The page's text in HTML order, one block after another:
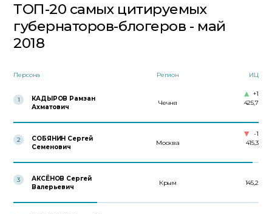
ТОП-20 самых цитируемых
губернаторов-блогеров - май
2018
Персона Регион ИЦ
1
КАДЫРОВ Рамзан
Ахматович
Чечня 425,7
+1
2
СОБЯНИН Сергей
Семенович
Москва 415,3
-1
3
АКСЁНОВ Сергей
Валерьевич
Крым 145,2